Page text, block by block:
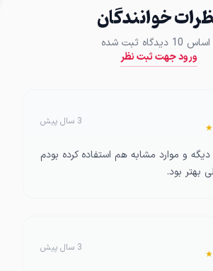
خوانندگان
10 دیدگاه ثبت شده
ورود جهت ثبت نظر
3 سال پیش
و موارد مشابه هم استفاده کرده بودم
بهتر بود.
3 سال پیش